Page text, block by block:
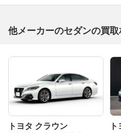
他メーカーのセダンの買取
トヨタ クラウン